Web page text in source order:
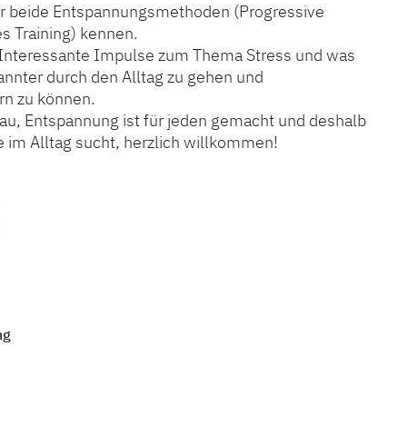
beide Entspannungsmethoden (Progressive
Training) kennen.
Impulse zum Thema Stress und was
durch den Alltag zu gehen und
zu können.
Entspannung ist für jeden gemacht und deshalb
im Alltag sucht, herzlich willkommen!